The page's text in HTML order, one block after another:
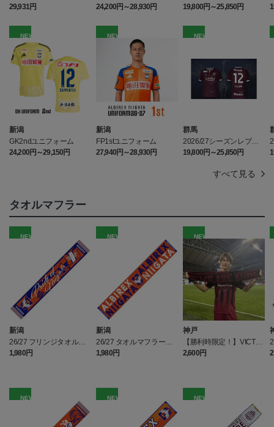
加工】1stユニフォーム
29,931円
NEW
新潟
GK2ndユニフォーム
24,200円～29,150円
24,200円～28,930円
NEW
新潟
FP1stユニフォーム
27,940円～28,930円
カユニフォームGK1st
19,800円～25,850円
NEW
群馬
2026/27シーズンレプリ
カユニフォームGK2nd
19,800円～25,850円
すべて見る
タオルマフラー
NEW
新潟
26/27 フリンジタオルマ
フラー（FLAG & PRID
1,980円
NEW
NEW
新潟
26/27 タオルマフラー（T
HE CLASSIC）
1,980円
NEW
NEW
神戸
【勝利時限定！】VICTO
RYタオルマフラー（WE
2,600円
NEW